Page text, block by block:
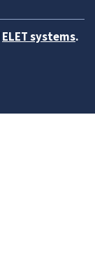
ELET systems.